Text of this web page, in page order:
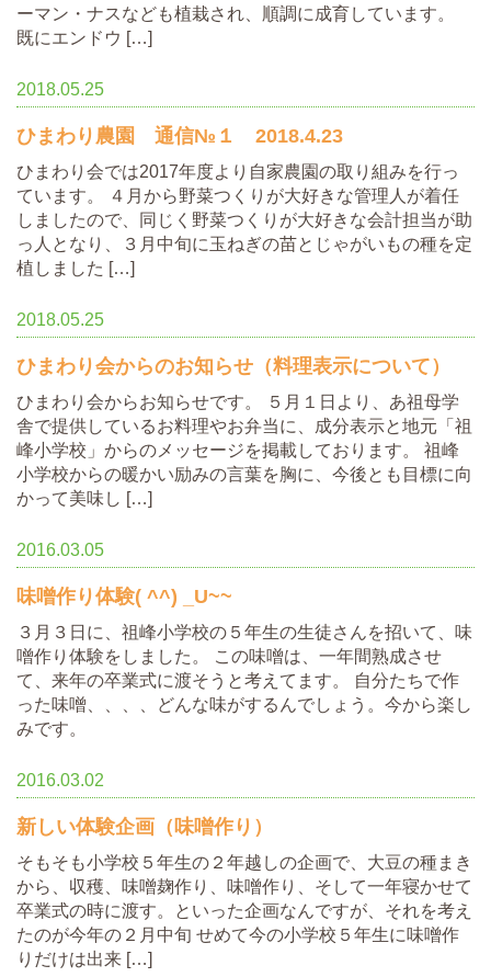
ーマン・ナスなども植栽され、順調に成育しています。
既にエンドウ […]
2018.05.25
ひまわり農園 通信№１ 2018.4.23
ひまわり会では2017年度より自家農園の取り組みを行っ
ています。 ４月から野菜つくりが大好きな管理人が着任
しましたので、同じく野菜つくりが大好きな会計担当が助
っ人となり、３月中旬に玉ねぎの苗とじゃがいもの種を定
植しました […]
2018.05.25
ひまわり会からのお知らせ（料理表示について）
ひまわり会からお知らせです。 ５月１日より、あ祖母学
舎で提供しているお料理やお弁当に、成分表示と地元「祖
峰小学校」からのメッセージを掲載しております。 祖峰
小学校からの暖かい励みの言葉を胸に、今後とも目標に向
かって美味し […]
2016.03.05
味噌作り体験( ^^) _U~~
３月３日に、祖峰小学校の５年生の生徒さんを招いて、味
噌作り体験をしました。 この味噌は、一年間熟成させ
て、来年の卒業式に渡そうと考えてます。 自分たちで作
った味噌、、、、どんな味がするんでしょう。今から楽し
みです。
2016.03.02
新しい体験企画（味噌作り）
そもそも小学校５年生の２年越しの企画で、大豆の種まき
から、収穫、味噌麹作り、味噌作り、そして一年寝かせて
卒業式の時に渡す。といった企画なんですが、それを考え
たのが今年の２月中旬 せめて今の小学校５年生に味噌作
りだけは出来 […]